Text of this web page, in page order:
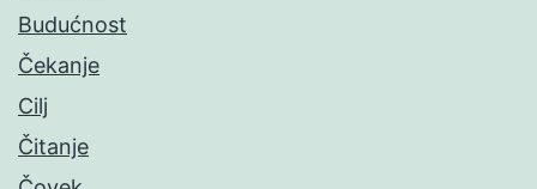
Budućnost
Čekanje
Cilj
Čitanje